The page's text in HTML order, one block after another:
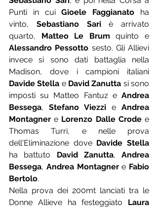
Punti in cui Gioele Faggianato ha
vinto, Sebastiano Sari è arrivato
quarto, Matteo Le Brum
Alessandro Pessotto sesto. Gli Allievi
invece si sono dati battaglia nella
Davide Stella e David Zanutta si sono
imposti su Matteo Fantuz e Andrea
Bessega, Stefano Viezzi e Andrea
Montagner e Lorenzo Dalle Crode e
Thomas Turri, e nelle prova
dell'Eliminazione dove Davide Stella
ha battuto David Zanutta, Andrea
Bessega, Andrea Montagner e Fabio
Bertolo.
Nella prova dei 200mt lanciati tra le
Donne Allieve ha festeggiato Laura